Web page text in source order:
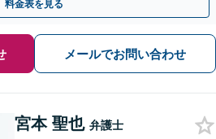
料金表を見る
メールでお問い合わせ
宮本 聖也 弁護士